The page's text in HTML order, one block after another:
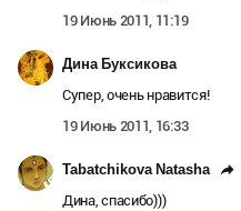
19 Июнь 2011, 11:19
Дина Буксикова
Супер, очень нравится!
19 Июнь 2011, 16:33
Tabatchikova Natasha
Дина, спасибо)))